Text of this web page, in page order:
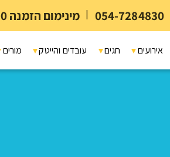
054-7284830
| מינימום הזמנה 300 שח לא כולל משלוח ומיתוג
אירועים חגים עובדים והייטק מורים